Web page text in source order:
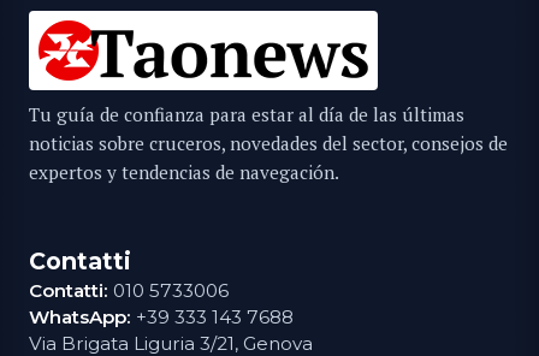
Tu guía de confianza para estar al día de las últimas
noticias sobre cruceros, novedades del sector, consejos de
expertos y tendencias de navegación.
Contatti
Contatti: 010 5733006
WhatsApp: +39 333 143 7688
Via Brigata Liguria 3/21, Genova